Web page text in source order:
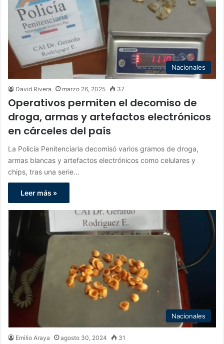
Nacionales
David Rivera marzo 26, 2025 37
Operativos permiten el decomiso de
droga, armas y artefactos electrónicos
en cárceles del país
La Policía Penitenciaria decomisó varios gramos de droga,
armas blancas y artefactos electrónicos como celulares y
chips, tras una serie…
Leer más »
Nacionales
Emilio Araya agosto 30, 2024 31